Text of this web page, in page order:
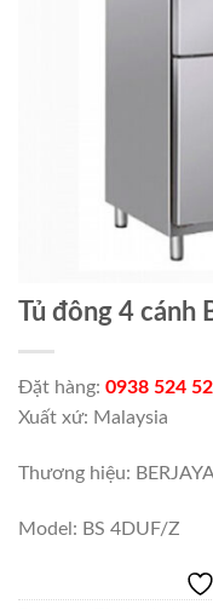
Tủ đông 4 cánh
Đặt hàng: 0938 524
Xuất xứ: Malaysia
Thương hiệu: BERJAYA
Model: BS 4DUF/Z